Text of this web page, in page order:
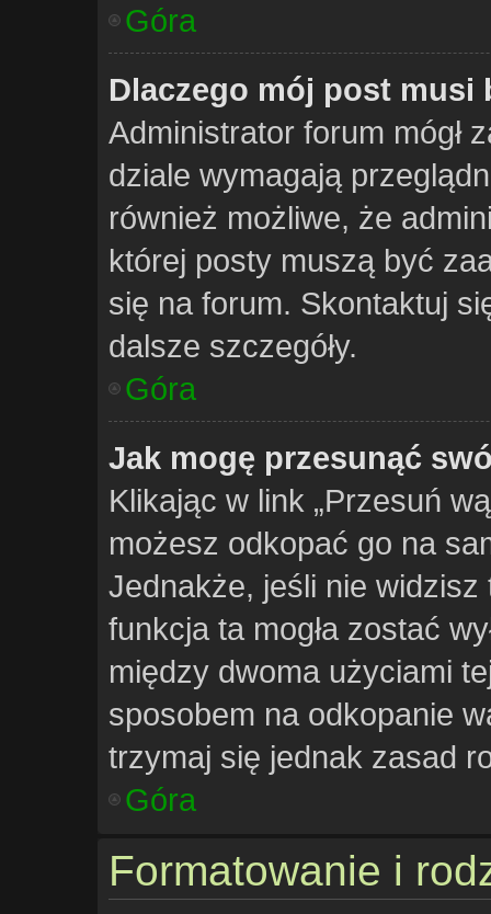
Góra
Dlaczego mój post musi
Administrator forum mógł
dziale wymagają
również możliwe, że
której posty muszą być
się na forum. Skontaktuj
dalsze szczegóły.
Góra
Jak mogę przesunąć
Klikając w link „Przesuń
możesz odkopać go na
Jednakże, jeśli nie
funkcja ta mogła zostać
między dwoma użyciami
sposobem na odkopanie
trzymaj się jednak zasad
Góra
Formatowanie i